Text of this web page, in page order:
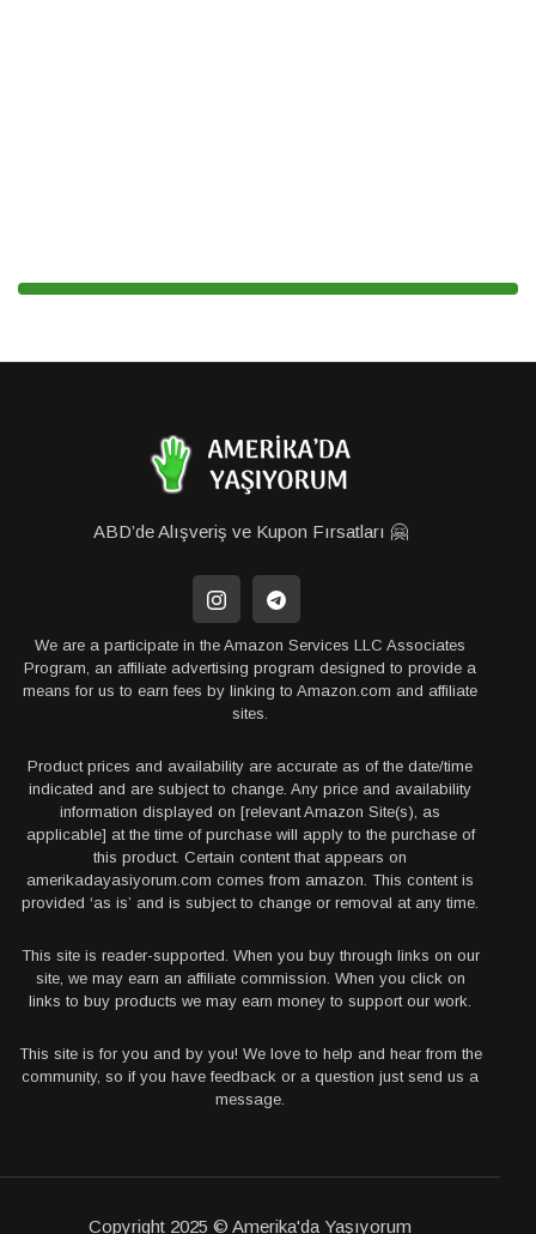
ABD’de Alışveriş ve Kupon Fırsatları 🤗
We are a participate in the Amazon Services LLC Associates
Program, an affiliate advertising program designed to provide a
means for us to earn fees by linking to Amazon.com and affiliate
sites.
Product prices and availability are accurate as of the date/time
indicated and are subject to change. Any price and availability
information displayed on [relevant Amazon Site(s), as
applicable] at the time of purchase will apply to the purchase of
this product. Certain content that appears on
amerikadayasiyorum.com comes from amazon. This content is
provided ‘as is’ and is subject to change or removal at any time.
This site is reader-supported. When you buy through links on our
site, we may earn an affiliate commission. When you click on
links to buy products we may earn money to support our work.
This site is for you and by you! We love to help and hear from the
community, so if you have feedback or a question just send us a
message.
Copyright 2025 © Amerika'da Yaşıyorum